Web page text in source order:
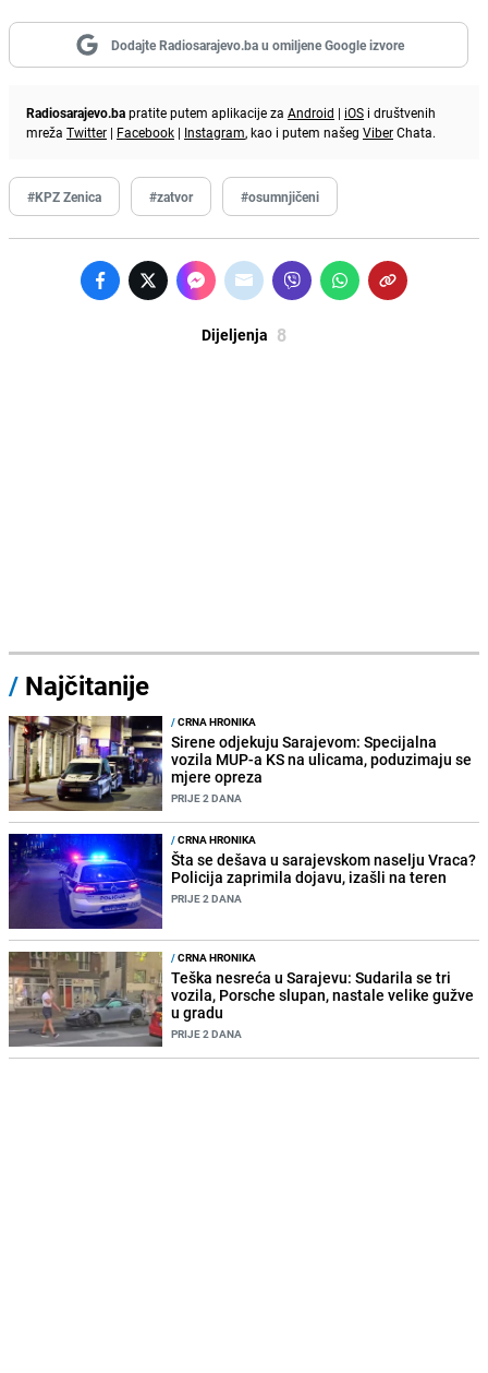
Dodajte Radiosarajevo.ba u omiljene Google izvore
Radiosarajevo.bapratite putem aplikacije za Android | iOS i društvenih
mreža Twitter | Facebook | Instagram, kao i putem našeg ViberChata.
#KPZ Zenica #zatvor #osumnjičeni
Dijeljenja 8
/ Najčitanije
/CRNA HRONIKA
Sirene odjekuju Sarajevom: Specijalna
vozila MUP-a KS na ulicama, poduzimaju se
mjere opreza
PRIJE 2 DANA
/CRNA HRONIKA
Šta se dešava u sarajevskom naselju Vraca?
Policija zaprimila dojavu, izašli na teren
PRIJE 2 DANA
/CRNA HRONIKA
Teška nesreća u Sarajevu: Sudarila se tri
vozila, Porsche slupan, nastale velike gužve
u gradu
PRIJE 2 DANA